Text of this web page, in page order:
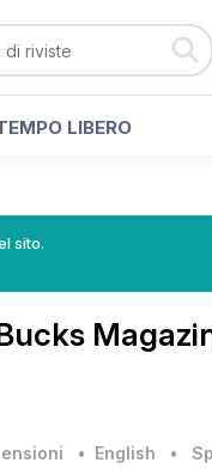
LIBERO
sito.
• English •